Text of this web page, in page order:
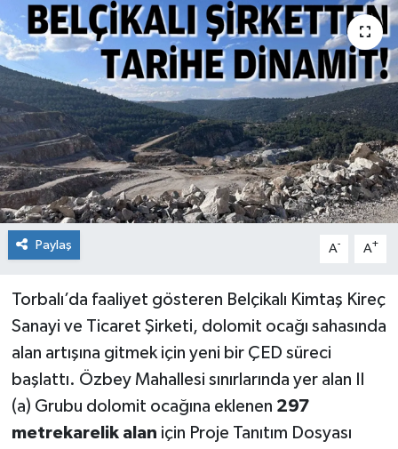
Paylaş A- A+
Torbalı’da faaliyet gösteren Belçikalı Kimtaş Kireç
Sanayi ve Ticaret Şirketi, dolomit ocağı sahasında
alan artışına gitmek için yeni bir ÇED süreci
başlattı. Özbey Mahallesi sınırlarında yer alan II
(a) Grubu dolomit ocağına eklenen 297
metrekarelik alan için Proje Tanıtım Dosyası